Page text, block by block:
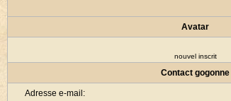
Avatar
nouvel inscrit
Contact gogonne
Adresse e-mail: